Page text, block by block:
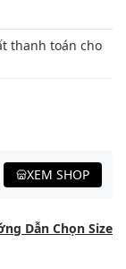
thanh toán cho
XEM SHOP
Dẫn Chọn Size